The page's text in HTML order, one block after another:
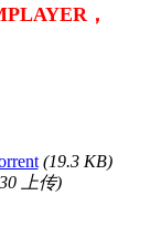
，
(19.3 KB)
上传)